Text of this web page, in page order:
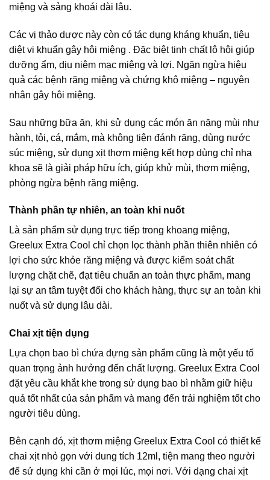
miệng và sảng khoái dài lâu.
Các vị thảo dược này còn có tác dụng kháng khuẩn, tiêu
diệt vi khuẩn gây hôi miệng . Đặc biệt tinh chất lô hội giúp
dưỡng ẩm, dịu niêm mạc miệng và lợi. Ngăn ngừa hiệu
quả các bệnh răng miệng và chứng khô miệng – nguyên
nhân gây hôi miệng.
Sau những bữa ăn, khi sử dụng các món ăn nặng mùi như
hành, tỏi, cá, mắm, mà không tiện đánh răng, dùng nước
súc miệng, sử dụng xịt thơm miệng kết hợp dùng chỉ nha
khoa sẽ là giải pháp hữu ích, giúp khử mùi, thơm miệng,
phòng ngừa bệnh răng miệng.
Thành phần tự nhiên, an toàn khi nuốt
Là sản phẩm sử dụng trực tiếp trong khoang miệng,
Greelux Extra Cool chỉ chọn lọc thành phần thiên nhiên có
lợi cho sức khỏe răng miệng và được kiểm soát chất
lượng chặt chẽ, đạt tiêu chuẩn an toàn thực phẩm, mang
lại sự an tâm tuyệt đối cho khách hàng, thực sự an toàn khi
nuốt và sử dụng lâu dài.
Chai xịt tiện dụng
Lựa chọn bao bì chứa đựng sản phẩm cũng là một yếu tố
quan trọng ảnh hưởng đến chất lượng. Greelux Extra Cool
đặt yêu cầu khắt khe trong sử dụng bao bì nhằm giữ hiệu
quả tốt nhất của sản phẩm và mang đến trải nghiệm tốt cho
người tiêu dùng.
Bên cạnh đó, xịt thơm miệng Greelux Extra Cool có thiết kế
chai xịt nhỏ gọn với dung tích 12ml, tiện mang theo người
để sử dụng khi cần ở mọi lúc, mọi nơi. Với dạng chai xịt